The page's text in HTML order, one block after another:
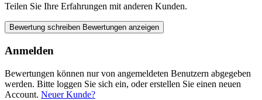
Teilen Sie Ihre Erfahrungen mit anderen Kunden.
Bewertung schreiben Bewertungen anzeigen
Anmelden
Bewertungen können nur von angemeldeten Benutzern abgegeben
werden. Bitte loggen Sie sich ein, oder erstellen Sie einen neuen
Account. Neuer Kunde?